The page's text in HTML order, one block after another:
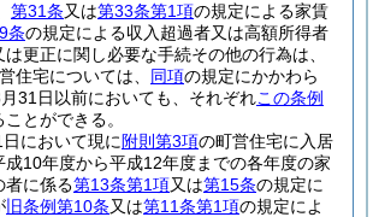
第31条又は第33条第1項の規定による家賃
条の規定による収入超過者又は高額所得者
更正に関し必要な手続その他の行為は、
住宅については、 同項の規定にかかわら
31日以前においても、それぞれこの条例
とができる。
において現に 附則第3項の町営住宅に入居
成10年度から平成12年度までの各年度の家
者に係る第13条第1項又は第15条の規定に
旧条例第10条又は第11条第1項の規定によ